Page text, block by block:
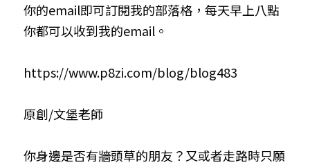
好書推廌
自我挑戰
八字高階班
五行計算初階班
五行計算高階班
團隊訓練營
八字批命
科學八字推理3
輕鬆學會科學八字推理
上課預約
FB粉絲頁
搜索
support@p8zicourse.com
你的email即可訂閱我的部落格，每天早上八點
你都可以收到我的email。
https://www.p8zi.com/blog/blog483
原創/文堡老師
你身邊是否有牆頭草的朋友？又或者走路時只願